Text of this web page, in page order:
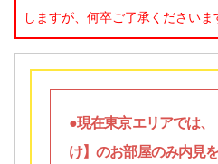
しますが、何卒ご了承くださいま
●現在東京エリアでは
け】のお部屋のみ内見